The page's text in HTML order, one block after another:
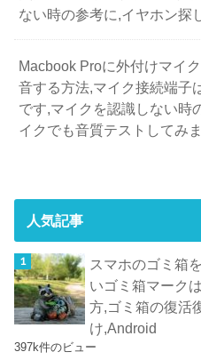
ない時の参考に,イヤホン探
Macbook Proに外付けマイ
音する方法,マイク接続端子
です,マイクを認識しない時
イクでも音質テストしてみま
人気記事
スマホのゴミ箱
いゴミ箱マーク
方,ゴミ箱の復活
け,Android
397k件のビュー